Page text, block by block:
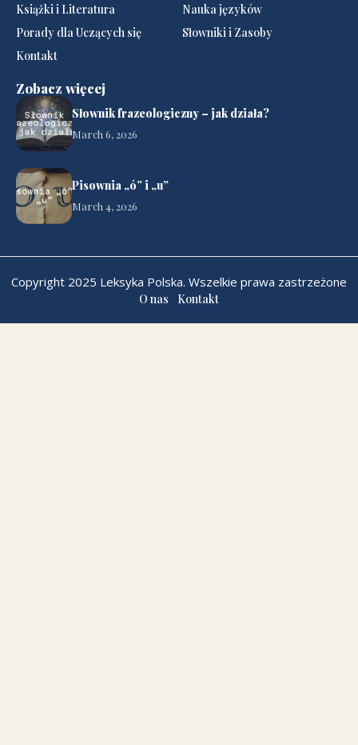
Książki i Literatura
Nauka języków
Porady dla Uczących się
Słowniki i Zasoby
Kontakt
Zobacz więcej
Słownik frazeologiczny – jak działa?
March 6, 2026
Pisownia „ó” i „u”
March 4, 2026
Copyright 2025 Leksyka Polska. Wszelkie prawa zastrzeżone
O nas Kontakt